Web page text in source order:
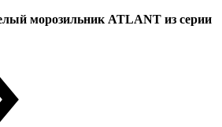
морозильник ATLANT из серии